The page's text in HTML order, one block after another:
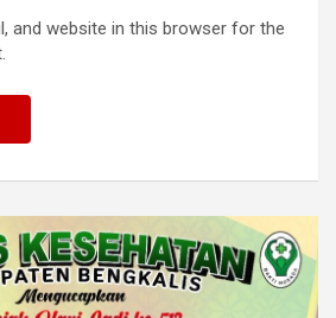
and website in this browser for the